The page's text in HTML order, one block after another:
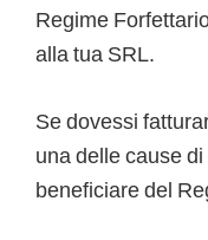
Regime
alla tua SRL.
Se dovessi
una delle cause
beneficiare del